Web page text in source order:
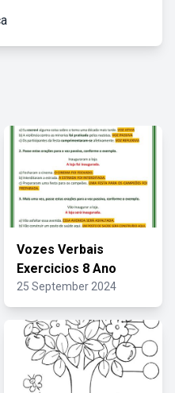
Vozes Verbais
Exercicios 8 Ano
25 September 2024